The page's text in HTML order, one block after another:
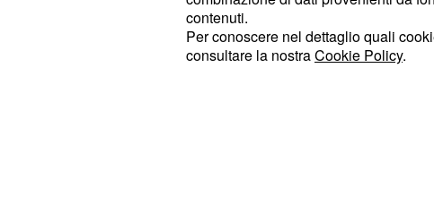
contenuti.
Per conoscere nel dettaglio quali
consultare la nostraCookie Policy.